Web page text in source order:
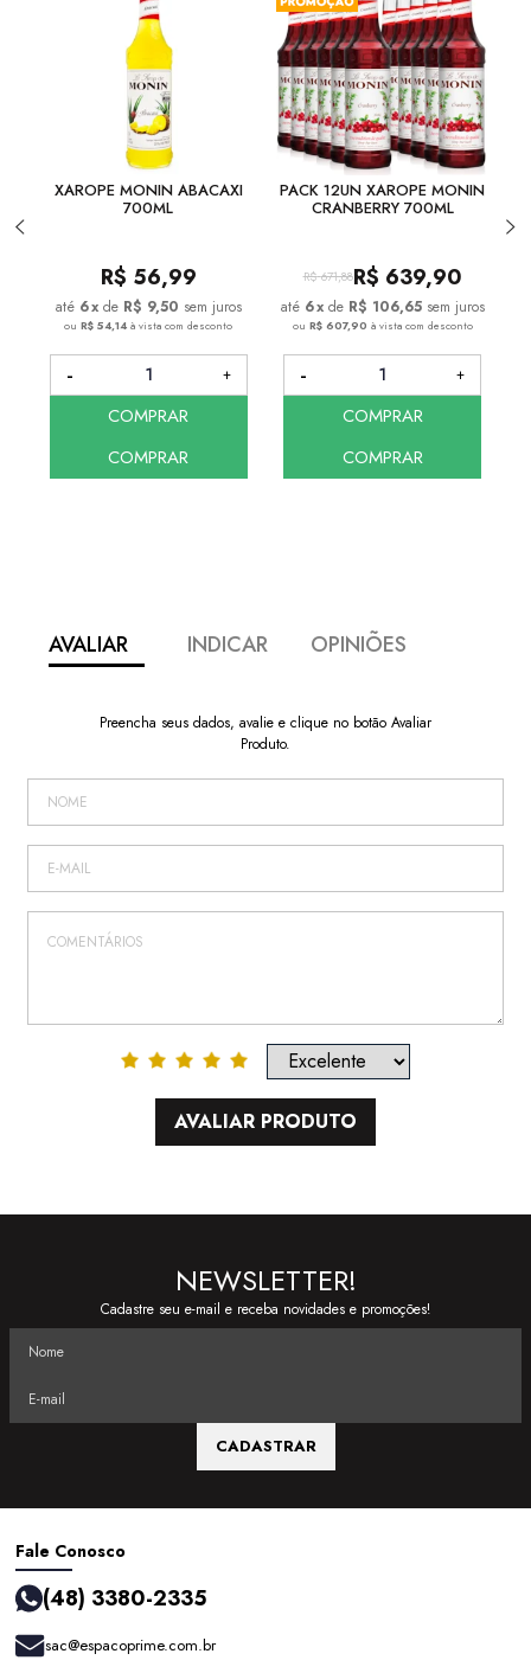
XAROPE MONIN ABACAXI
700ML
R$ 56,99
6x de R$ 9,50 sem juros
ouR$ 54,14à vista com desconto
COMPRAR
COMPRAR
PACK 12UN XAROPE MONIN
CRANBERRY 700ML
R$ 671,88R$ 639,90
6x de R$ 106,65 sem juros
ou R$ 607,90 à vista com desconto
COMPRAR
COMPRAR
AVALIAR INDICAR OPINIÕES
Preencha seus dados, avalie e clique no botão Avaliar
Produto.
AVALIAR PRODUTO
NEWSLETTER!
Cadastre seu e-mail e receba novidades e promoções!
CADASTRAR
Fale Conosco
(48) 3380-2335
sac@espacoprime.com.br